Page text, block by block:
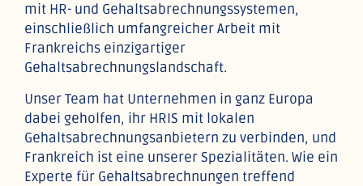
mit HR- und Gehaltsabrechnungssystemen,
einschließlich umfangreicher Arbeit mit
Frankreichs einzigartiger
Gehaltsabrechnungslandschaft.
Unser Team hat Unternehmen in ganz Europa
dabei geholfen, ihr HRIS mit lokalen
Gehaltsabrechnungsanbietern zu verbinden, und
Frankreich ist eine unserer Spezialitäten. Wie ein
Experte für Gehaltsabrechnungen treffend